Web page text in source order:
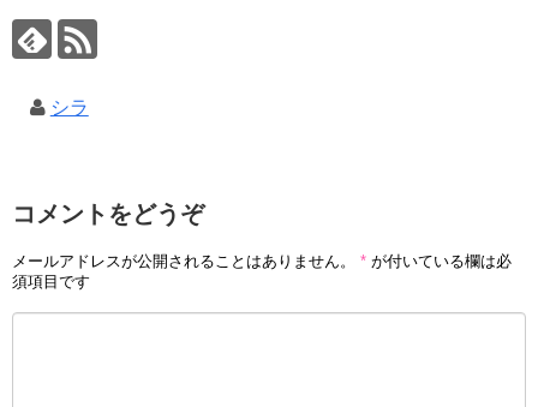
シラ
コメントをどうぞ
メールアドレスが公開されることはありません。 * が付いている欄は必
須項目です